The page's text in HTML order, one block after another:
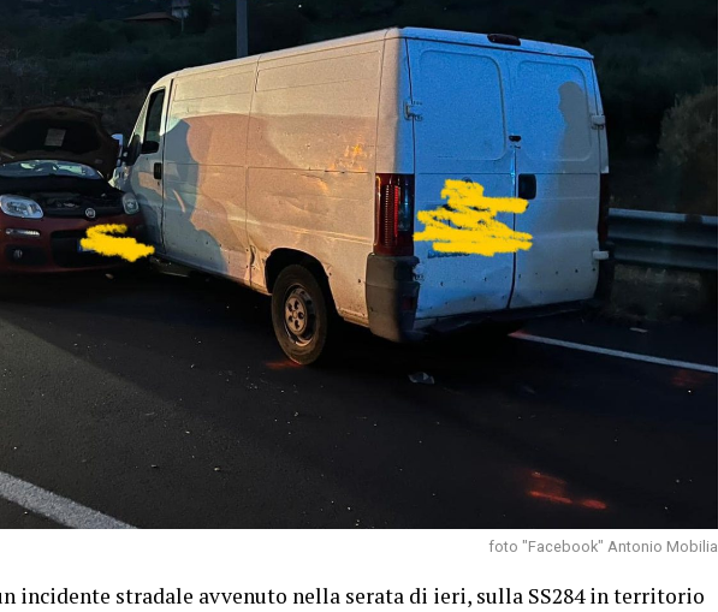
foto "Facebook" Antonio Mobilia
incidente stradale avvenuto nella serata di ieri, sulla SS284 in territorio